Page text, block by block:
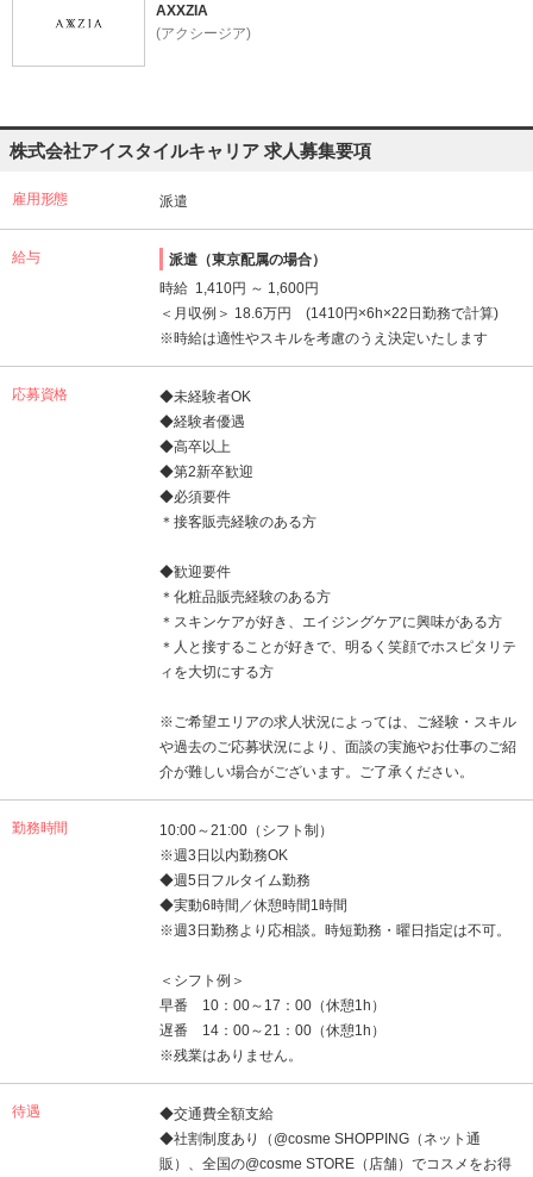
AXXZIA
(アクシージア)
株式会社アイスタイルキャリア 求人募集要項
雇用形態 派遣
給与
派遣（東京配属の場合）
時給 1,410円 ～ 1,600円
＜月収例＞ 18.6万円 (1410円×6h×22日勤務で計算)
※時給は適性やスキルを考慮のうえ決定いたします
応募資格
◆未経験者OK
◆経験者優遇
◆高卒以上
◆第2新卒歓迎
◆必須要件
＊接客販売経験のある方
◆歓迎要件
＊化粧品販売経験のある方
＊スキンケアが好き、エイジングケアに興味がある方
＊人と接することが好きで、明るく笑顔でホスピタリテ
ィを大切にする方
※ご希望エリアの求人状況によっては、ご経験・スキル
や過去のご応募状況により、面談の実施やお仕事のご紹
介が難しい場合がございます。ご了承ください。
勤務時間
10:00～21:00（シフト制）
※週3日以内勤務OK
◆週5日フルタイム勤務
◆実動6時間／休憩時間1時間
※週3日勤務より応相談。時短勤務・曜日指定は不可。
＜シフト例＞
早番 10：00～17：00（休憩1h）
遅番 14：00～21：00（休憩1h）
※残業はありません。
待遇
◆交通費全額支給
◆社割制度あり（@cosme SHOPPING（ネット通
販）、全国の@cosme STORE（店舗）でコスメをお得